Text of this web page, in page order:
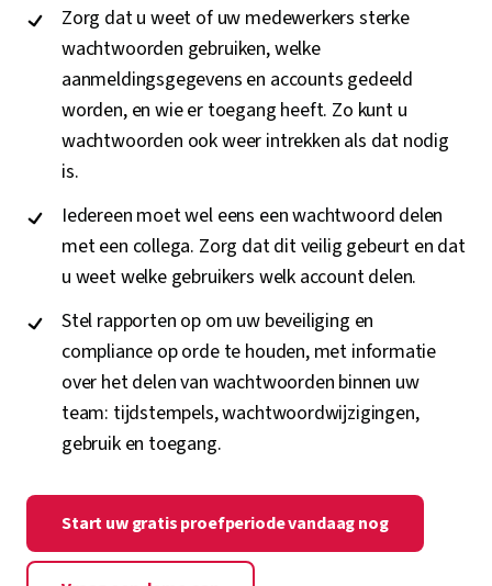
Zorg dat u weet of uw medewerkers sterke
wachtwoorden gebruiken, welke
aanmeldingsgegevens en accounts gedeeld
worden, en wie er toegang heeft. Zo kunt u
wachtwoorden ook weer intrekken als dat nodig
is.
Iedereen moet wel eens een wachtwoord delen
met een collega. Zorg dat dit veilig gebeurt en dat
u weet welke gebruikers welk account delen.
Stel rapporten op om uw beveiliging en
compliance op orde te houden, met informatie
over het delen van wachtwoorden binnen uw
team: tijdstempels, wachtwoordwijzigingen,
gebruik en toegang.
Start uw gratis proefperiode vandaag nog